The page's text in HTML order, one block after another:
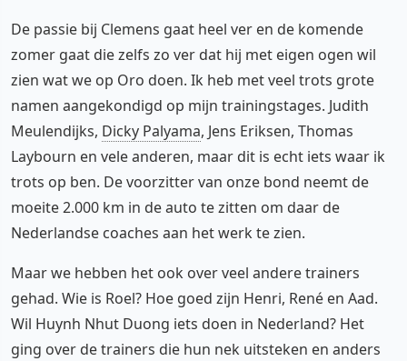
De passie bij Clemens gaat heel ver en de komende
zomer gaat die zelfs zo ver dat hij met eigen ogen wil
zien wat we op Oro doen. Ik heb met veel trots grote
namen aangekondigd op mijn trainingstages. Judith
Meulendijks, Dicky Palyama, Jens Eriksen, Thomas
Laybourn en vele anderen, maar dit is echt iets waar ik
trots op ben. De voorzitter van onze bond neemt de
moeite 2.000 km in de auto te zitten om daar de
Nederlandse coaches aan het werk te zien.
Maar we hebben het ook over veel andere trainers
gehad. Wie is Roel? Hoe goed zijn Henri, René en Aad.
Wil Huynh Nhut Duong iets doen in Nederland? Het
ging over de trainers die hun nek uitsteken en anders